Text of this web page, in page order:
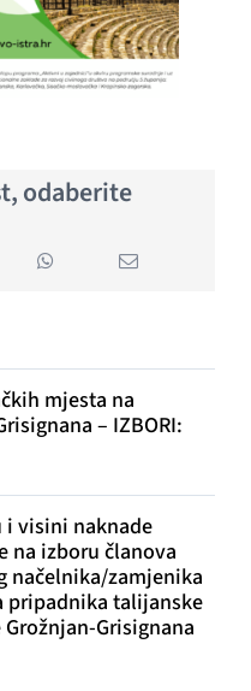
odaberite
mjesta na
– IZBORI:
i visini naknade
na izboru članova
načelnika/zamjenika
pripadnika talijanske
Grisignana